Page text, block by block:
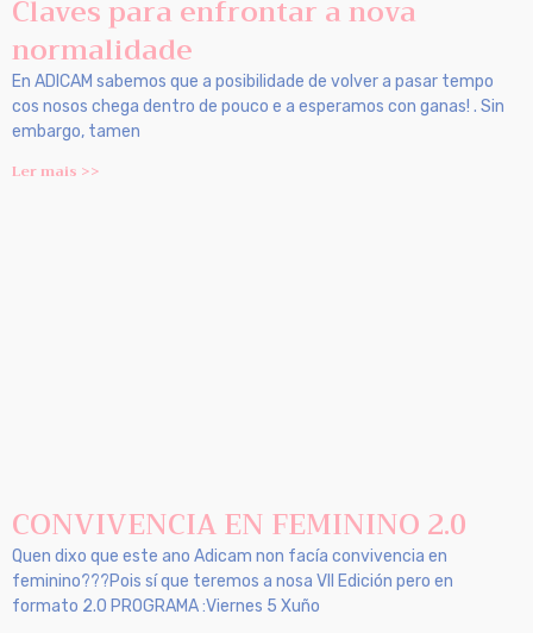
Claves para enfrontar a nova
normalidade
En ADICAM sabemos que a posibilidade de volver a pasar tempo
cos nosos chega dentro de pouco e a esperamos con ganas! . Sin
embargo, tamen
Ler mais >>
CONVIVENCIA EN FEMININO 2.0
Quen dixo que este ano Adicam non facía convivencia en
feminino???Pois sí que teremos a nosa VII Edición pero en
formato 2.0 PROGRAMA :Viernes 5 Xuño